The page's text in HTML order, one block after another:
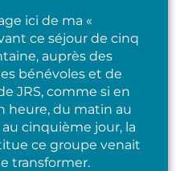
ici de ma «
ce séjour de cinq
auprès des
bénévoles et de
JRS, comme si en
heure, du matin au
cinquième jour, la
ce groupe venait
transformer.